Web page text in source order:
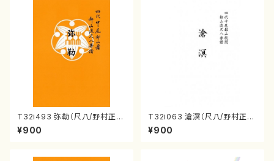
T32i493 弥勒（尺八/野村正
峰/楽譜）都山流公刊楽譜曲番:2
202
¥900
T32i063 滄溟（尺八/野村正
峰/尺八/都山式譜）都山流公刊
楽譜曲番:512
¥900